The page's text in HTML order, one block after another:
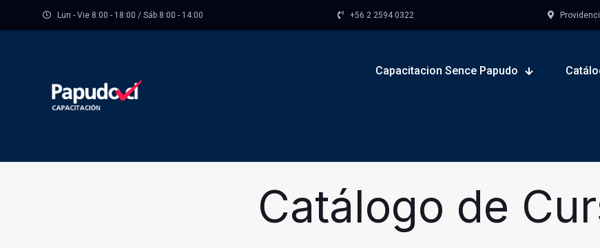
Lun - Vie 8:00 - 18:00 / Sáb 8:00 - 14:00 +56 2 2594 0322
Capacitacion Sence Papudo
Catálogo de